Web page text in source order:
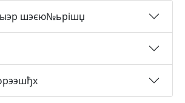
шэєю№ьрішџ